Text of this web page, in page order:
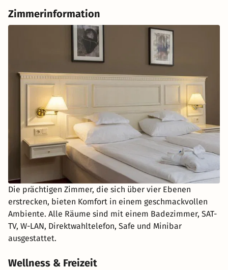
Zimmerinformation
Die prächtigen Zimmer, die sich über vier Ebenen
erstrecken, bieten Komfort in einem geschmackvollen
Ambiente. Alle Räume sind mit einem Badezimmer, SAT-
TV, W-LAN, Direktwahltelefon, Safe und Minibar
ausgestattet.
Wellness & Freizeit